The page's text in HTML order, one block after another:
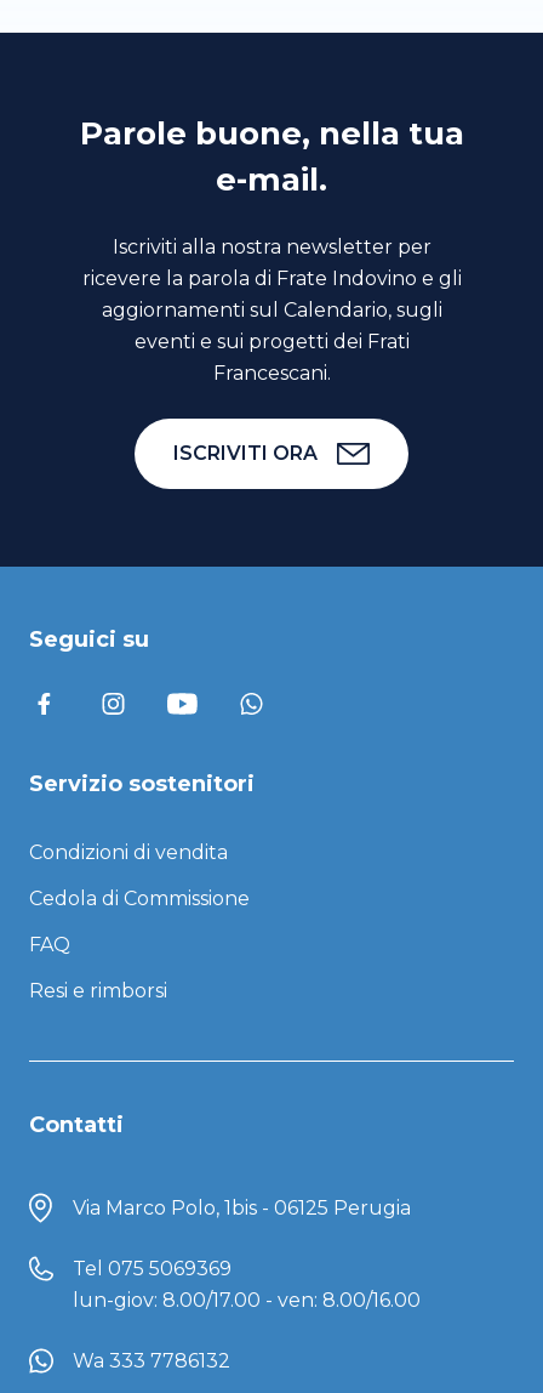
Parole buone, nella tua
e-mail.
Iscriviti alla nostra newsletter per
ricevere la parola di Frate Indovino e gli
aggiornamenti sul Calendario, sugli
eventi e sui progetti dei Frati
Francescani.
ISCRIVITI ORA
Seguici su
Servizio sostenitori
Condizioni di vendita
Cedola di Commissione
FAQ
Resi e rimborsi
Contatti
Via Marco Polo, 1bis - 06125 Perugia
Tel 075 5069369
lun-giov: 8.00/17.00 - ven: 8.00/16.00
Wa 333 7786132